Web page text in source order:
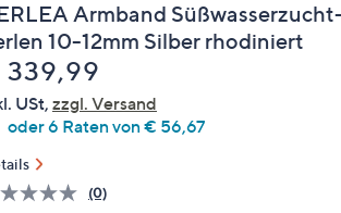
Armband
10-12mm Silber rhodiniert
339,99
USt,zzgl. Versand
oder 6 Raten von € 56,67
Bisher
(0)